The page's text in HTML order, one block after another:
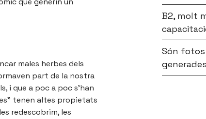
males herbes dels
part de la nostra
i que a poc a poc s’han
tenen altes propietats
redescobrim, les
B2, molt
Són